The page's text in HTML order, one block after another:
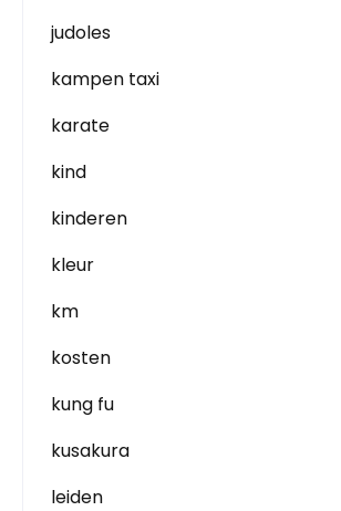
judoles
kampen taxi
karate
kind
kinderen
kleur
km
kosten
kung fu
kusakura
leiden